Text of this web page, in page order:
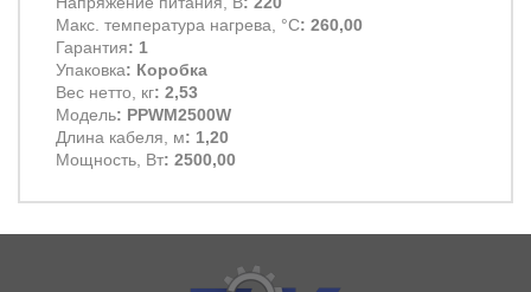
Макс. температура нагрева, °C: 260,00
Гарантия: 1
Упаковка: Коробка
Вес нетто, кг: 2,53
Модель: PPWM2500W
Длина кабеля, м: 1,20
Мощность, Вт: 2500,00